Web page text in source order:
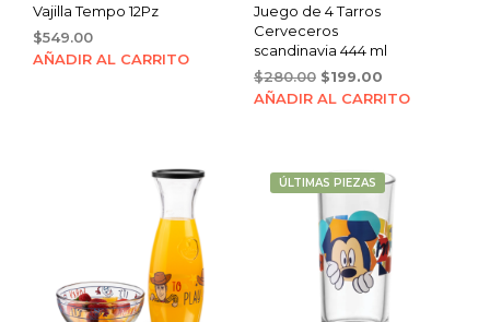
Vajilla Tempo 12Pz
$549.00
AÑADIR AL CARRITO
Juego de 4 Tarros
Cerveceros
scandinavia 444 ml
$280.00 Original
price
$199.00Current
price
AÑADIR AL CARRITO
ÚLTIMAS PIEZAS